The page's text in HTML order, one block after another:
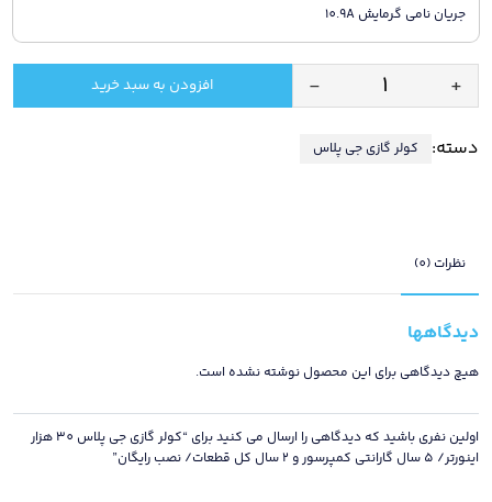
جریان نامی گرمایش 10.9A
کولر
جی
اینورتر/
5
سال
گارانتی
کمپرسور
2
سال
+
- افزودن به سبد خرید
دسته: کولر گازی جی پلاس
نظرات (0)
دیدگاهها
هیچ دیدگاهی برای این محصول نوشته نشده است.
اولین نفری باشید که دیدگاهی را ارسال می کنید برای “کولر گازی جی پلاس 30 هزار
اینورتر/ 5 سال گارانتی کمپرسور و 2 سال کل قطعات/ نصب رایگان”